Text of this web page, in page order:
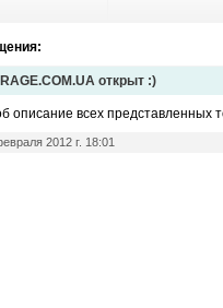
:
открыт :)
описание всех представленных
2012 г. 18:01